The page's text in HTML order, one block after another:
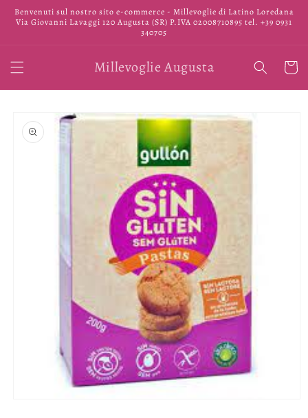
direttamente
ai contenuti
Benvenuti sul nostro sito e-commerce - Millevoglie di Latino Loredana
Via Giovanni Lavaggi 120 Augusta (SR) P.IVA 02008710895 tel. +39 0931
340705
Millevoglie Augusta
informazioni
sul prodotto